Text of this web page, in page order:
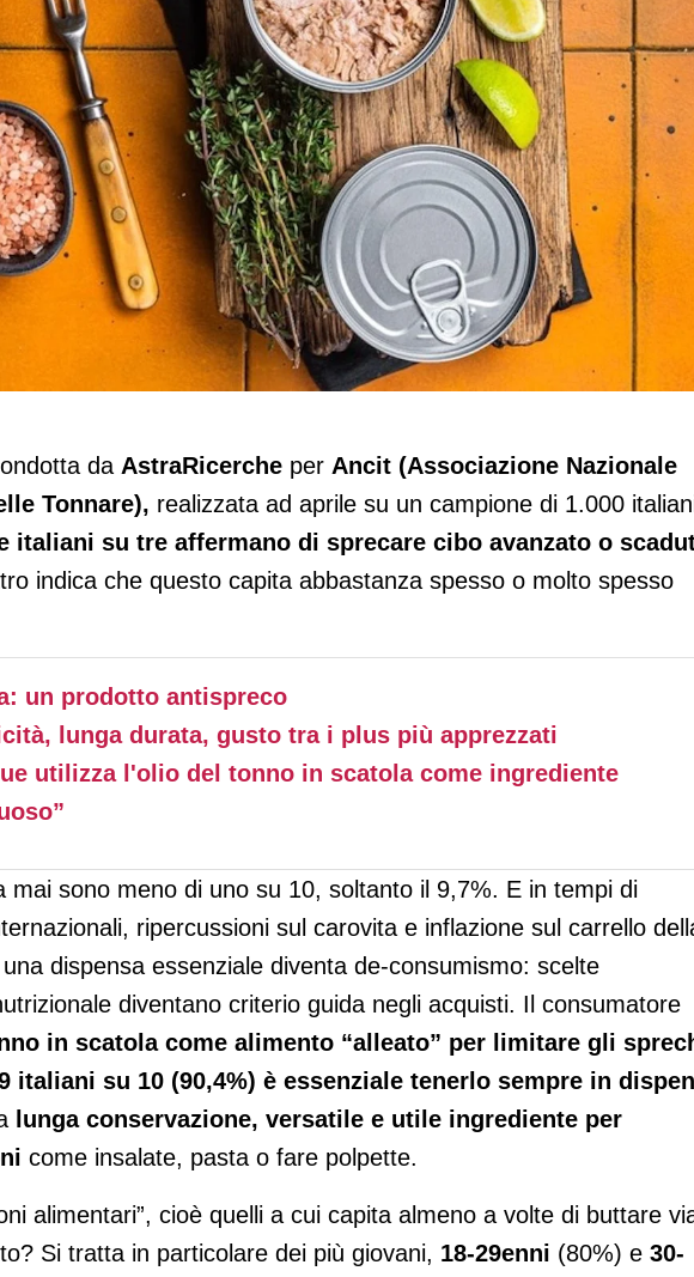
essenziale antispreco in dispensa per 9
da AstraRicerche per Ancit (Associazione Nazionale
Tonnare), realizzata ad aprile su un campione di 1.000
italiani su tre affermano di sprecare cibo avanzato o
indica che questo capita abbastanza spesso o molto spesso
un prodotto antispreco
lunga durata, gusto tra i plus più apprezzati
utilizza l'olio del tonno in scatola come ingrediente
mai sono meno di uno su 10, soltanto il 9,7%. E in tempi di
ripercussioni sul carovita e inflazione sul carrello
dispensa essenziale diventa de-consumismo: scelte
diventano criterio guida negli acquisti. Il consumatore
in scatola come alimento “alleato” per limitare gli
italiani su 10 (90,4%) è essenziale tenerlo sempre in
lunga conservazione, versatile e utile ingrediente per
come insalate, pasta o fare polpette.
alimentari”, cioè quelli a cui capita almeno a volte di buttare
Si tratta in particolare dei più giovani, 18-29enni (80%) e 30-